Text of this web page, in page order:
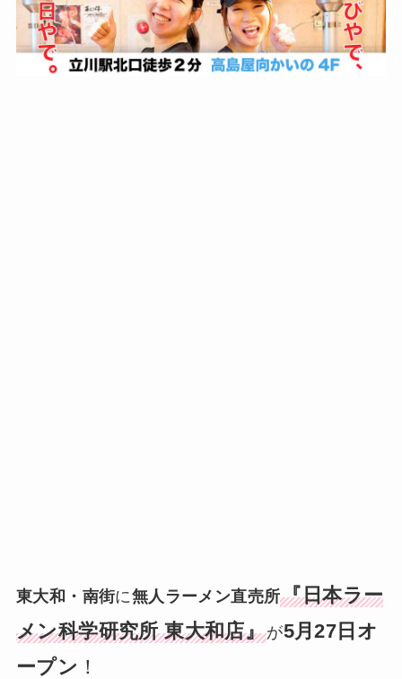
東大和・南街に無人ラーメン直売所『日本ラー
メン科学研究所 東大和店』が5月27日オ
ープン ！